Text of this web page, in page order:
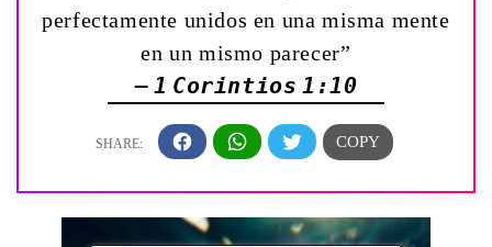
perfectamente unidos en una misma mente
en un mismo parecer”
— 1 Corintios 1:10